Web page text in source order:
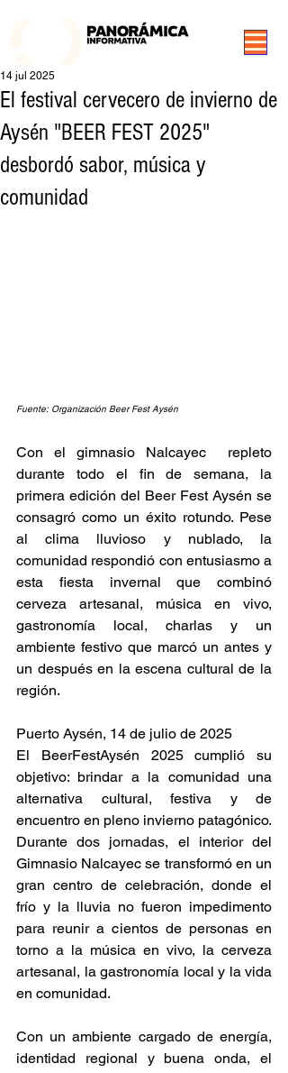
El festival cervecero de invierno de
Aysén "BEER FEST 2025"
desbordó sabor, música y
comunidad
14 jul 2025
Fuente: Organización Beer Fest Aysén
Con el gimnasio Nalcayec  repleto
durante todo el fin de semana, la
primera edición del Beer Fest Aysén se
consagró como un éxito rotundo. Pese
al clima lluvioso y nublado, la
comunidad respondió con entusiasmo a
esta fiesta invernal que combinó
cerveza artesanal, música en vivo,
gastronomía local, charlas y un
ambiente festivo que marcó un antes y
un después en la escena cultural de la
región.
Puerto Aysén, 14 de julio de 2025
El BeerFestAysén 2025 cumplió su
objetivo: brindar a la comunidad una
alternativa cultural, festiva y de
encuentro en pleno invierno patagónico.
Durante dos jornadas, el interior del
Gimnasio Nalcayec se transformó en un
gran centro de celebración, donde el
frío y la lluvia no fueron impedimento
para reunir a cientos de personas en
torno a la música en vivo, la cerveza
artesanal, la gastronomía local y la vida
en comunidad.
Con un ambiente cargado de energía,
identidad regional y buena onda, el